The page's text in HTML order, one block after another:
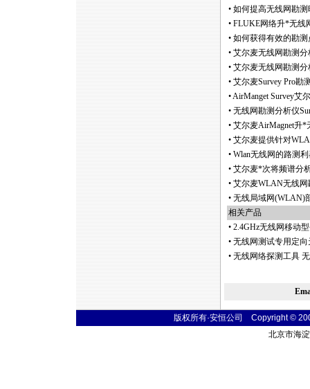
• 如何提高无线网勘
• FLUKE网络升*无线
• 如何获得有效的勘
• 艾尔麦无线网勘测
• 艾尔麦无线网勘测分
• 艾尔麦Survey Pro勘
•AirManget Survey艾
• 无线网勘测分析仪
• 艾尔麦AirMagnet升*
• 艾尔麦提供针对
• Wlan无线网的路测
• 艾尔麦*次将频谱分
• 艾尔麦WLAN无线网
• 无线局域网(WLAN)
相关产品
• 2.4GHz无线网移动
• 无线网测试专用定
• 无线网络探测工具
版权所有·安恒公司 Copyright ©
北京市海